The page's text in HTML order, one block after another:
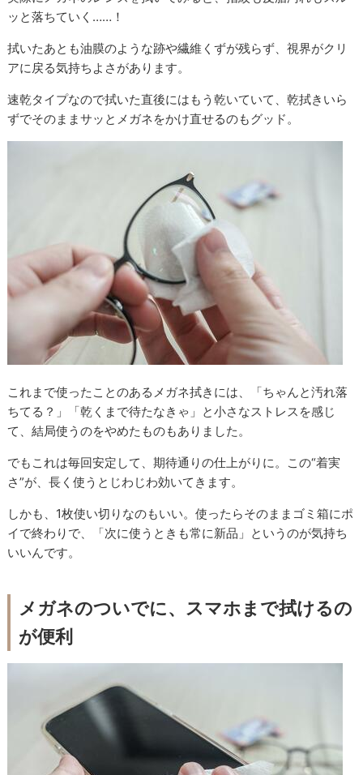
ッと落ちていく……！
拭いたあとも油膜のような跡や繊維くずが残らず、視界がクリ
アに戻る気持ちよさがあります。
速乾タイプなので拭いた直後にはもう乾いていて、乾拭きいら
ずでそのままサッとメガネをかけ直せるのもグッド。
これまで使ったことのあるメガネ拭きには、「ちゃんと汚れ落
ちてる？」「乾くまで待たなきゃ」と小さなストレスを感じ
て、結局使うのをやめたものもありました。
でもこれは毎回安定して、期待通りの仕上がりに。この“着実
さ”が、長く使うとじわじわ効いてきます。
しかも、1枚使い切りなのもいい。使ったらそのままゴミ箱にポ
イで終わりで、「次に使うときも常に新品」というのが気持ち
いいんです。
メガネのついでに、スマホまで拭けるの
が便利